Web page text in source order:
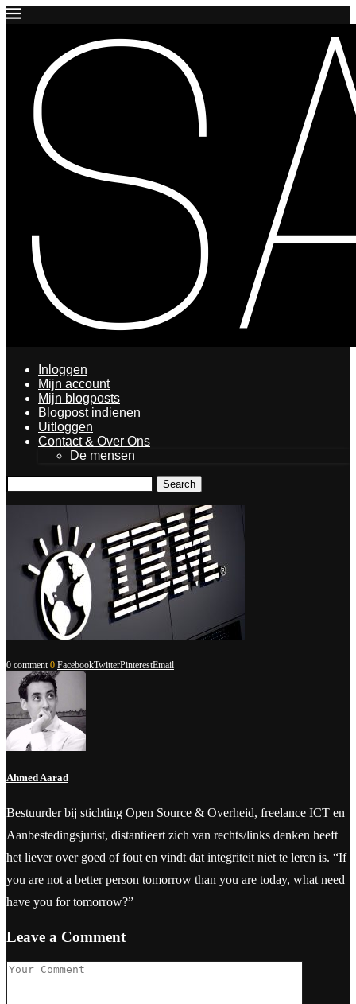
Inloggen
Mijn account
Mijn blogposts
Blogpost indienen
Uitloggen
Contact & Over Ons
De mensen
Search
0 comment 0 FacebookTwitterPinterestEmail
Ahmed Aarad
Bestuurder bij stichting Open Source & Overheid, freelance ICT en
Aanbestedingsjurist, distantieert zich van rechts/links denken heeft
het liever over goed of fout en vindt dat integriteit niet te leren is. “If
you are not a better person tomorrow than you are today, what need
have you for tomorrow?”
Leave a Comment